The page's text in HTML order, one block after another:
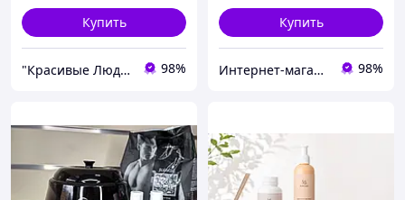
Купить
"Красивые Люди"-Профессиональная косметика по уходу за кожей,волосами. Аппараты для оказания услуг. 98%
Купить
Интернет-магазин "Style Woman" 98%